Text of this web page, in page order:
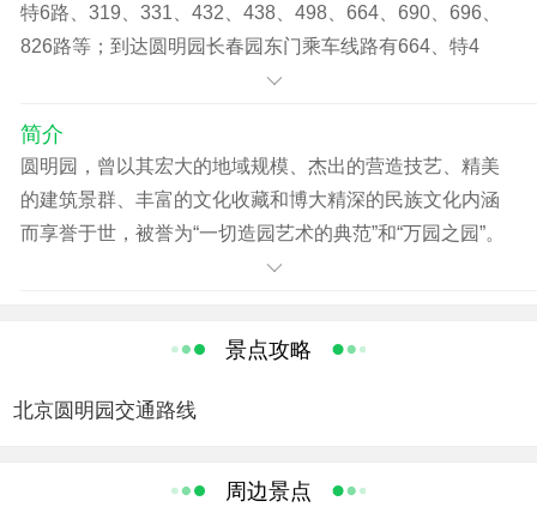
特6路、319、331、432、438、498、664、690、696、
826路等；到达圆明园长春园东门乘车线路有664、特4
路、982、365、432、656、681、717、743、814、963
元；可免费租用轮椅，押金500元。
简介
圆明园，曾以其宏大的地域规模、杰出的营造技艺、精美
的建筑景群、丰富的文化收藏和博大精深的民族文化内涵
而享誉于世，被誉为“一切造园艺术的典范”和“万园之园”。
圆明园座落在北京西郊海淀，与颐和园紧相毗邻。它始建
（2100亩），有园林风景百余处，建筑面积逾16万平方
米，是清朝帝王在150余年间创建和经营的一座大型皇家宫
筑的雍容华贵，又有江南水乡园林的委婉多姿，同时又吸
景点攻略
北京圆明园交通路线
周边景点